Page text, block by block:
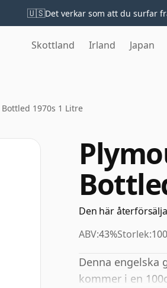
🇺🇸Det verkar som att du surfar
Skottland Irland Japan
1970s 1 Litre
Den här
ABV:43%Storlek:
Denna engelska
kommer i en